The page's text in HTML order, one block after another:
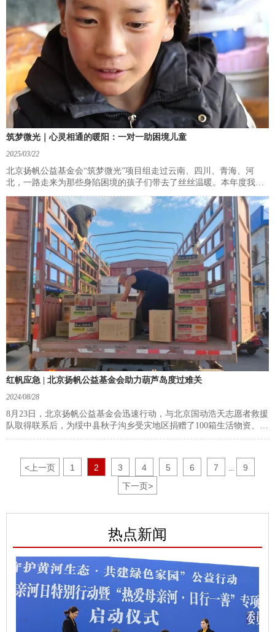
筑梦微光｜心灵相通的暖阳：一对一助困境儿童
2025/03/22
北京扬帆公益基金会“筑梦微光”项目组走过云南、四川、青海、河
北，一路走来为那些身陷困境的孩子们带去了丝丝温暖。本年度我们
资助了超过150名困境儿童，为他们送上了资助金和爱心物资。
红帆应急 | 北京扬帆公益基金会助力葫芦岛度过难关
2024/08/28
8月23日，北京扬帆公益基金会迅速行动，与北京国动浩天志愿者救援
队取得联系后，为绥中县秋子沟乡受灾地区捐赠了100箱生活物资、
100箱矿泉水和100箱方便面。这些物资承载着满满的关爱与希望，奔
< 上一页 1 2 3 4 5 6 7
9
下一页>
热点新闻